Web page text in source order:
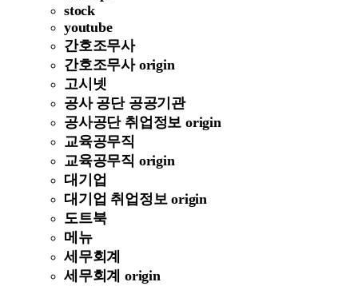
stock
youtube
간호조무사
간호조무사 origin
고시넷
공사 공단 공공기관
공사공단 취업정보 origin
교육공무직
교육공무직 origin
대기업
대기업 취업정보 origin
도트북
메뉴
세무회계
세무회계 origin